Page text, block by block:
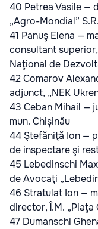
40 Petrea Vasile —
„Agro-Mondial”
41 Panuş Elena —
consultant
Naţional de
42 Comarov
adjunct, „NEK
43 Ceban Mihail —
mun. Chişinău
44 Ştefăniţă Ion —
de inspectare şi
45 Lebedinschi
de Avocaţi
46 Stratulat Ion —
director, Î.M. „Piaţa
47 Dumanschi